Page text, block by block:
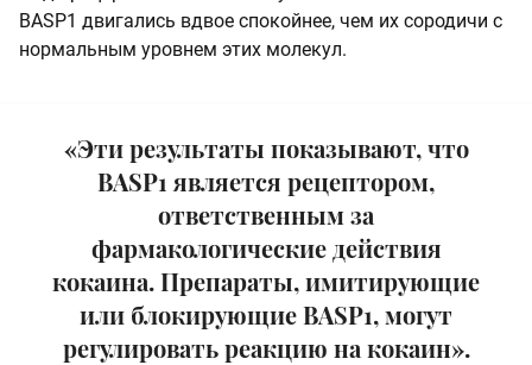
BASP1 двигались вдвое спокойнее, чем их сородичи с
нормальным уровнем этих молекул.
«Эти результаты показывают, что
BASP1 является рецептором,
ответственным за
фармакологические действия
кокаина. Препараты, имитирующие
или блокирующие BASP1, могут
регулировать реакцию на кокаин».